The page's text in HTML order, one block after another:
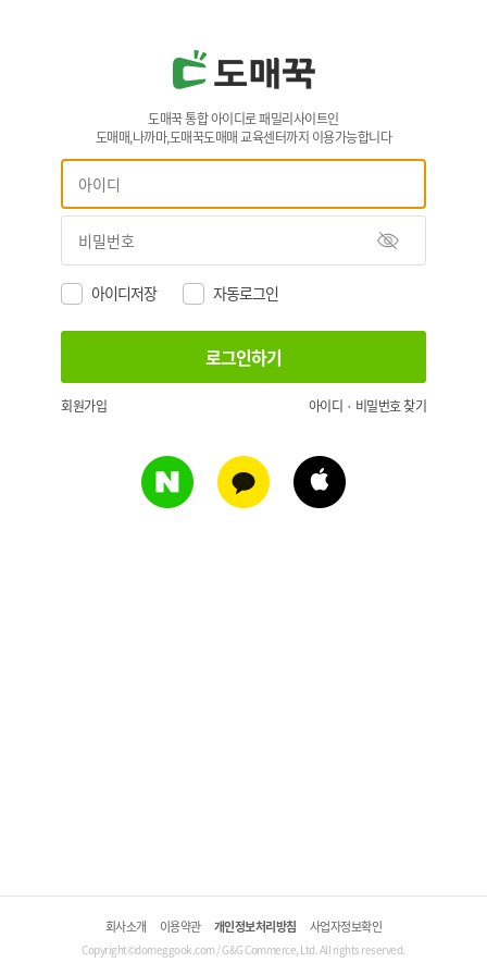
도매꾹 통합 아이디로 패밀리사이트인
도매매,나까마,도매꾹도매매 교육센터까지 이용가능합니다
아이디저장 자동로그인
회원가입 아이디 · 비밀번호 찾기
회사소개 이용약관 개인정보처리방침 사업자정보확인
Copyright©domeggook.com / G&G Commerce, Ltd. All rights reserved.